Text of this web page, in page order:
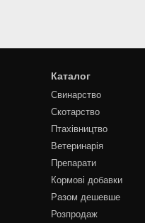
Каталог
Свинарство
Скотарство
Птахівництво
Ветеринарія
Препарати
Кормові добавки
Разом дешевше
Розпродаж